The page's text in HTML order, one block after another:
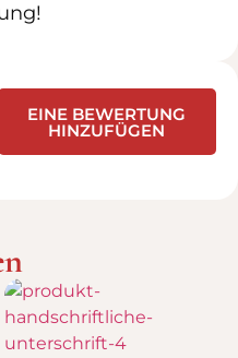
EINE BEWERTUNG
HINZUFÜGEN